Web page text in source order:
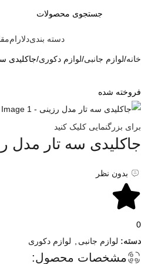
دسته بندیدلارام
خانه لوازم جانبی لوازم دکوری جاکلیدی
فروخته شده
برای بزرگنمایی کلیک کنید
جاکلیدی سه تار مدل
بدون نظر
0
دسته: لوازم جانبی لوازم دکوری
مشخصات محصول: